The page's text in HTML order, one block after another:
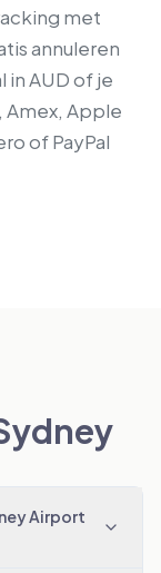
met
annuleren
in AUD of je
Amex, Apple
of PayPal
Airport